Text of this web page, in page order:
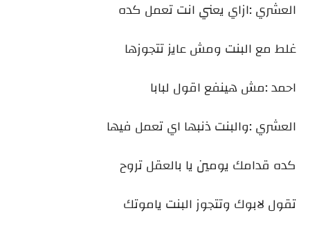
العشري :ازاي يعني انت تعمل كده
غلط مع البنت ومش عايز تتجوزها
احمد :مش هينفع اقول لبابا
العشري :والبنت ذنبها اي تعمل فيها
كده قدامك يومين يا بالعقل تروح
تقول لابوك وتتجوز البنت ياموتك